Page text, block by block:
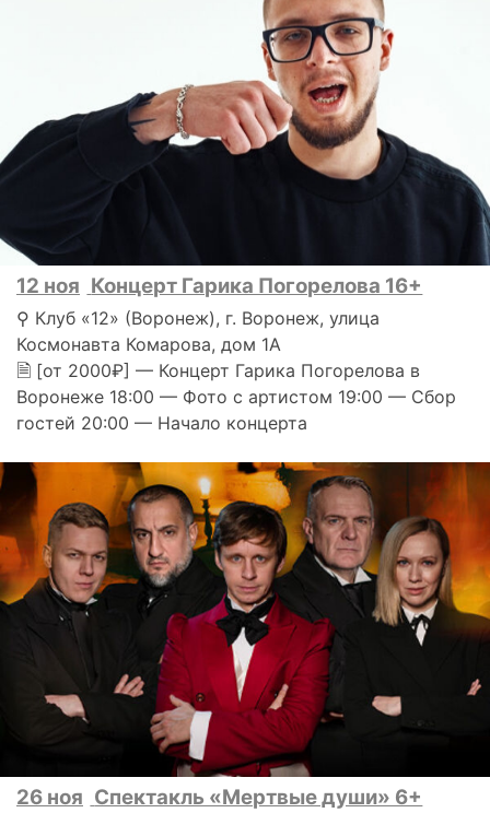
12 ноя Концерт Гарика Погорелова 16+
⚲ Клуб «12» (Воронеж), г. Воронеж, улица
Космонавта Комарова, дом 1А
🗎 [от 2000₽] — Концерт Гарика Погорелова в
Воронеже 18:00 — Фото с артистом 19:00 — Сбор
гостей 20:00 — Начало концерта
26 ноя Спектакль «Мертвые души» 6+